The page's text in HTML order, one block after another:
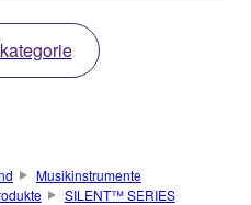
Musikinstrumente
SILENT™ SERIES